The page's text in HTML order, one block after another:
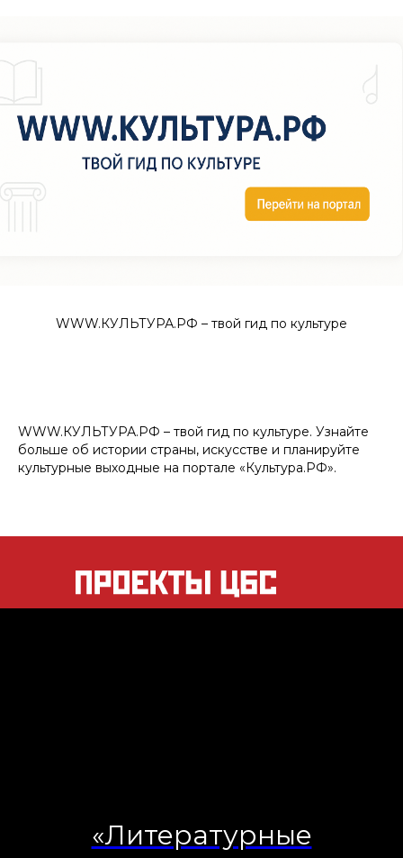
WWW.КУЛЬТУРА.РФ – твой гид по культуре
WWW.КУЛЬТУРА.РФ – твой гид по культуре. Узнайте
больше об истории страны, искусстве и планируйте
культурные выходные на портале «Культура.РФ».
«Литературные